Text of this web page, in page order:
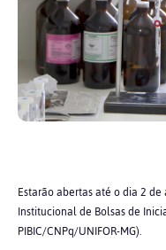
Estarão abertas até o dia 2
Institucional de Bolsas de
PIBIC/CNPq/UNIFOR-MG).